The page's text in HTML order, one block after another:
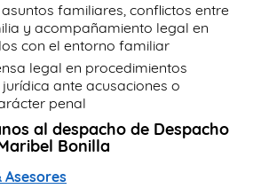
asuntos familiares, conflictos entre
y acompañamiento legal en
con el entorno familiar
legal en procedimientos
ante acusaciones o
penal
al despacho de Despacho
Bonilla
Asesores